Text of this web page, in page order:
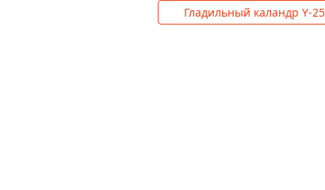
Гладильный каландр Y-